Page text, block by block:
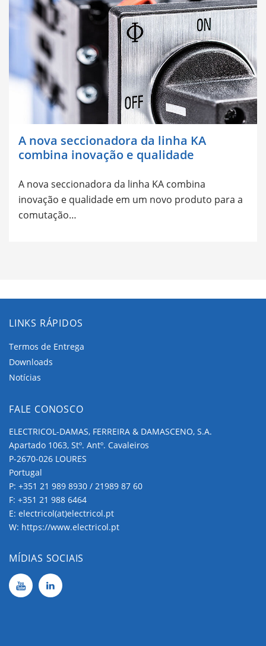
A nova seccionadora da linha KA
combina inovação e qualidade
A nova seccionadora da linha KA combina
inovação e qualidade em um novo produto para a
comutação…
LINKS RÁPIDOS
Termos de Entrega
Downloads
Notícias
FALE CONOSCO
ELECTRICOL-DAMAS, FERREIRA & DAMASCENO, S.A.
Apartado 1063, Stº. Antº. Cavaleiros
P-2670-026 LOURES
Portugal
P: +351 21 989 8930 / 21989 87 60
F: +351 21 988 6464
E: electricol(at)electricol.pt
W: https://www.electricol.pt
MÍDIAS SOCIAIS